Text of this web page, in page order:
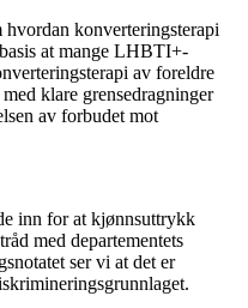
konverteringsterapi
at mange LHBTI+-
av foreldre
klare grensedragninger
av forbudet mot
inn for at kjønnsuttrykk
med departementets
ser vi at det er